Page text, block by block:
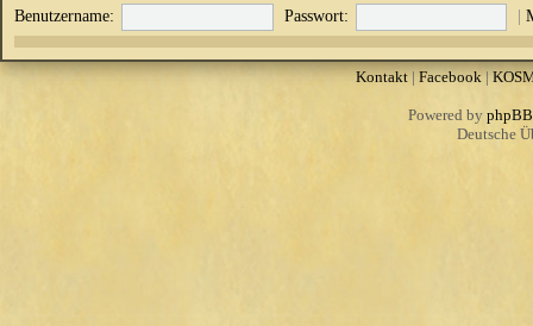
Benutzername: Passwort: |
Kontakt| Facebook|
Powered by phpBB
Deutsche